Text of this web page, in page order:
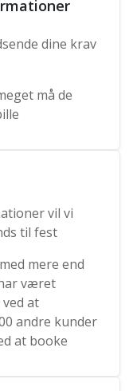
dine krav
må de
vil vi
til fest
mere end
været
at
andre kunder
at booke